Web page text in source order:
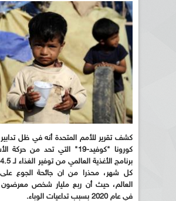
كشف تقرير للأمم المتحدة أنه في ظل
كورونا "كوفيد-19" التي تحد من
كل شهر، محذرا من ان جائحة الجوع
العالم، حيث أن ربع مليار شخص معرضون
في عام 2020 بسبب تداعيات الوباء.